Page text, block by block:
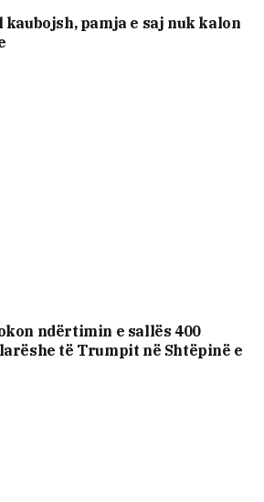
kaubojsh, pamja e saj nuk kalon
ndërtimin e sallës 400
të Trumpit në Shtëpinë e